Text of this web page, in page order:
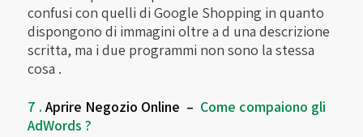
confusi con quelli di Google Shopping in quanto
dispongono di immagini oltre a d una descrizione
scritta, ma i due programmi non sono la stessa
cosa .
7 . Aprire Negozio Online – Come compaiono gli
AdWords ?